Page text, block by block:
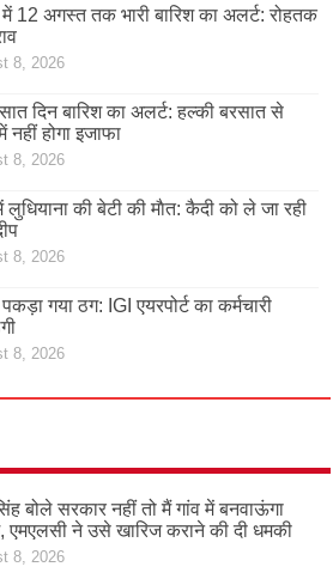
में 12 अगस्त तक भारी बारिश का अलर्ट: रोहतक
8, 2026
दिन बारिश का अलर्ट: हल्की बरसात से
नहीं होगा इजाफा
8, 2026
लुधियाना की बेटी की माैत: कैदी को ले जा रही
8, 2026
गया ठग: IGI एयरपोर्ट का कर्मचारी
8, 2026
बोले सरकार नहीं तो मैं गांव में बनवाऊंगा
एमएलसी ने उसे खारिज कराने की दी धमकी
8, 2026